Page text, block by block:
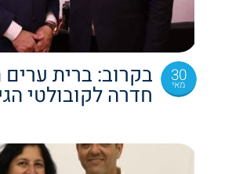
30
מאי בקרוב: ברית ערים
חדרה לקובולטי